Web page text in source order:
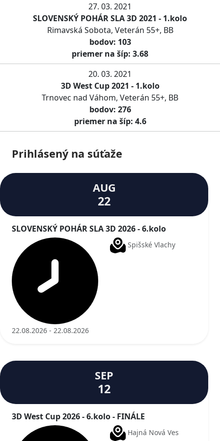
27. 03. 2021
SLOVENSKÝ POHÁR SLA 3D 2021 - 1.kolo
Rimavská Sobota, Veterán 55+, BB
bodov: 103
priemer na šíp: 3.68
20. 03. 2021
3D West Cup 2021 - 1.kolo
Trnovec nad Váhom, Veterán 55+, BB
bodov: 276
priemer na šíp: 4.6
Prihlásený na súťaže
AUG
22
SLOVENSKÝ POHÁR SLA 3D 2026 - 6.kolo
22.08.2026 - 22.08.2026
Spišské Vlachy
SEP
12
3D West Cup 2026 - 6.kolo - FINÁLE
Hajná Nová Ves